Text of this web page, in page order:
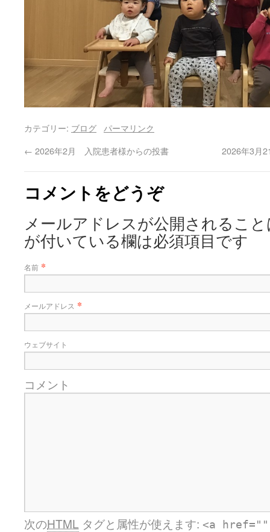
カテゴリー: ブログ
パーマリンク
← 2026年2月 入院患者様からの投書 2026年3月
コメントをどうぞ
メールアドレスが公開されるこ
が付いている欄は必須項目です
名前 *
メールアドレス *
ウェブサイト
コメント
次のHTML タグと属性が使えます: <a